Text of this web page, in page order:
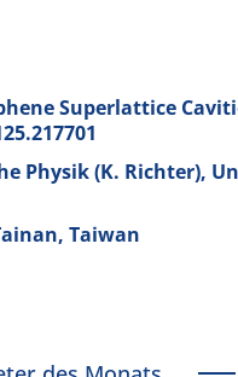
Superlattice
Physik (K. Richter),
Taiwan